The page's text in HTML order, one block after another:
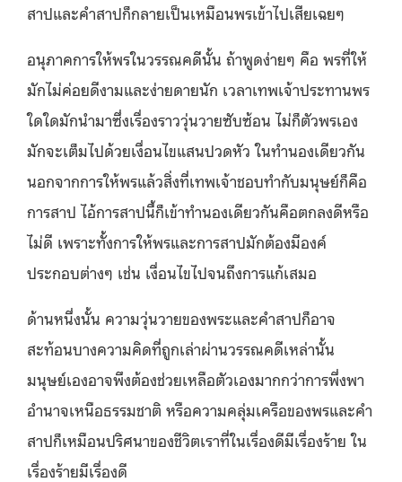
สาปและคำสาปก็กลายเป็นเหมือนพรเข้าไปเสียเฉยๆ
อนุภาคการให้พรในวรรณคดีนั้น ถ้าพูดง่ายๆ คือ พรที่ให้
มักไม่ค่อยดีงามและง่ายดายนัก เวลาเทพเจ้าประทานพร
ใดใดมักนำมาซึ่งเรื่องราววุ่นวายซับซ้อน ไม่ก็ตัวพรเอง
มักจะเต็มไปด้วยเงื่อนไขแสนปวดหัว ในทำนองเดียวกัน
นอกจากการให้พรแล้วสิ่งที่เทพเจ้าชอบทำกับมนุษย์ก็คือ
การสาป ไอ้การสาปนี้ก็เข้าทำนองเดียวกันคือตกลงดีหรือ
ไม่ดี เพราะทั้งการให้พรและการสาปมักต้องมีองค์
ประกอบต่างๆ เช่น เงื่อนไขไปจนถึงการแก้เสมอ
ด้านหนึ่งนั้น ความวุ่นวายของพระและคำสาปก็อาจ
สะท้อนบางความคิดที่ถูกเล่าผ่านวรรณคดีเหล่านั้น
มนุษย์เองอาจพึงต้องช่วยเหลือตัวเองมากกว่าการพึ่งพา
อำนาจเหนือธรรมชาติ หรือความคลุ่มเครือของพรและคำ
สาปก็เหมือนปริศนาของชีวิตเราที่ในเรื่องดีมีเรื่องร้าย ใน
เรื่องร้ายมีเรื่องดี